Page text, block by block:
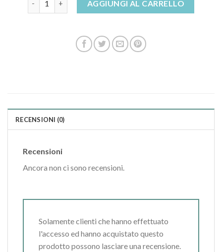
AGGIUNGI AL CARRELLO
RECENSIONI (0)
Recensioni
Ancora non ci sono recensioni.
Solamente clienti che hanno effettuato
l'accesso ed hanno acquistato questo
prodotto possono lasciare una recensione.